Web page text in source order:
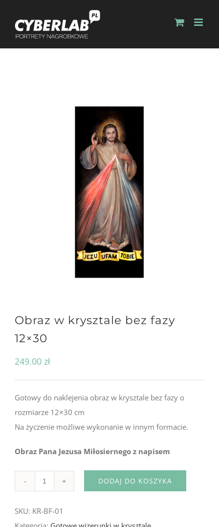
Obraz w krysztale bez fazy
12×30
249.00 zł
Gotowy do naklejenia obraz w krysztale bez fazy o
rozmiarze 12×30 cm
Na życzenie możliwe wykonanie w innym formacie.
Obraz Pana Jezusa Miłosiernego z napisem
DODAJ DO KOSZYKA
SKU: KR-BF-01